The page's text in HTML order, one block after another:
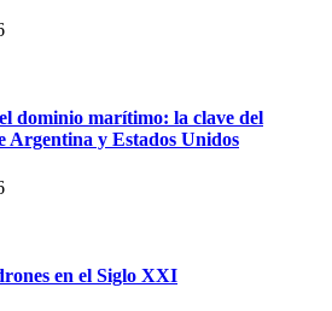
dominio marítimo: la clave del
Argentina y Estados Unidos
en el Siglo XXI